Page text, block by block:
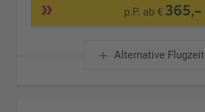
p.P. ab €365,-
Alternative